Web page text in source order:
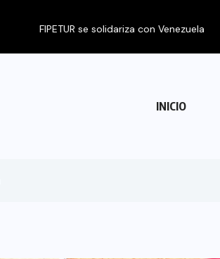
FIPETUR se solidariza con Venezuela
INICIO